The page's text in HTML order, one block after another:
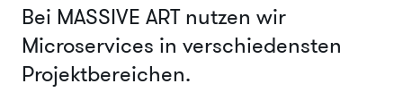
Bei MASSIVE ART nutzen wir
Microservices in verschiedensten
Projektbereichen.